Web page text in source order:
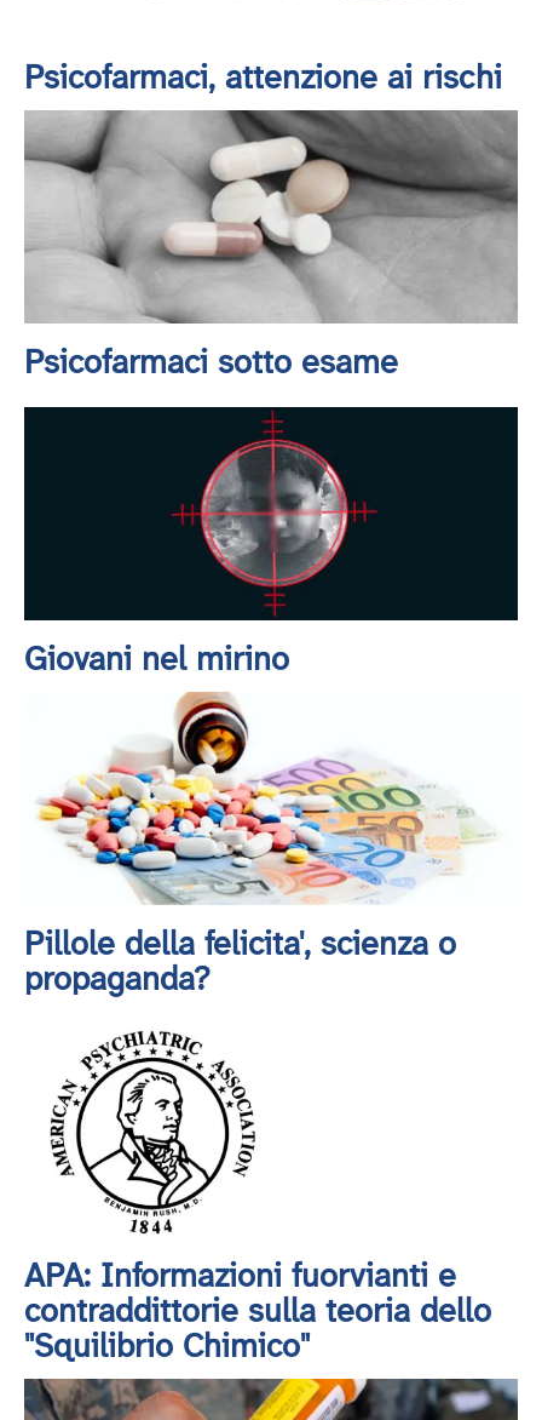
Psicofarmaci, attenzione ai rischi
Psicofarmaci sotto esame
Giovani nel mirino
Pillole della felicita', scienza o
propaganda?
APA: Informazioni fuorvianti e
contraddittorie sulla teoria dello
"Squilibrio Chimico"